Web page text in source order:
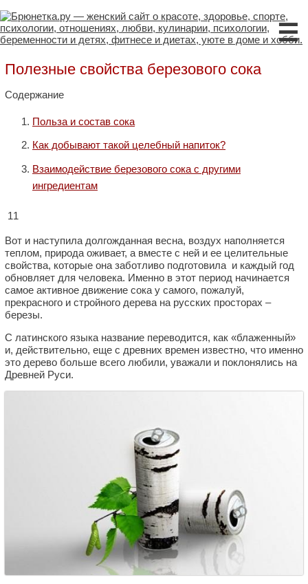
☰
Полезные свойства березового сока
Содержание
Польза и состав сока
Как добывают такой целебный напиток?
Взаимодействие березового сока с другими
ингредиентам
11
Вот и наступила долгожданная весна, воздух наполняется
теплом, природа оживает, а вместе с ней и ее целительные
свойства, которые она заботливо подготовила и каждый год
обновляет для человека. Именно в этот период начинается
самое активное движение сока у самого, пожалуй,
прекрасного и стройного дерева на русских просторах –
березы.
С латинского языка название переводится, как «блаженный»
и, действительно, еще с древних времен известно, что именно
это дерево больше всего любили, уважали и поклонялись на
Древней Руси.